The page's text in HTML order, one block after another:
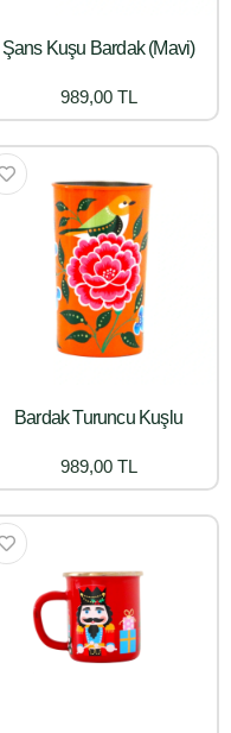
Şans Kuşu Bardak (Mavi)
989,00 TL
Bardak Turuncu Kuşlu
989,00 TL